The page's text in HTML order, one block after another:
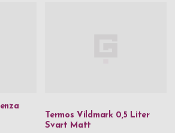
Termos Vildmark 0,5 Liter
Svart Matt